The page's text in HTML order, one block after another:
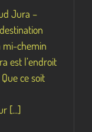
Jura –
mi-chemin
est l’endroit
ce soit
[...]